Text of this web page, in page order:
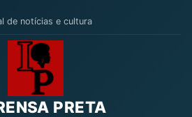
de notícias e cultura
PRETA